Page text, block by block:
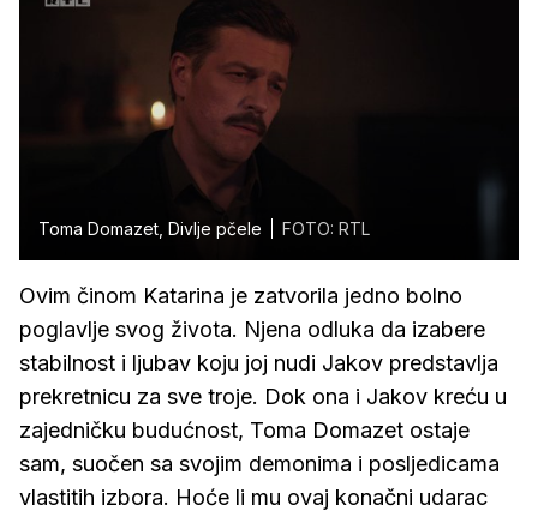
Toma Domazet, Divlje pčele FOTO: RTL
Ovim činom Katarina je zatvorila jedno bolno
poglavlje svog života. Njena odluka da izabere
stabilnost i ljubav koju joj nudi Jakov predstavlja
prekretnicu za sve troje. Dok ona i Jakov kreću u
zajedničku budućnost, Toma Domazet ostaje
sam, suočen sa svojim demonima i posljedicama
vlastitih izbora. Hoće li mu ovaj konačni udarac